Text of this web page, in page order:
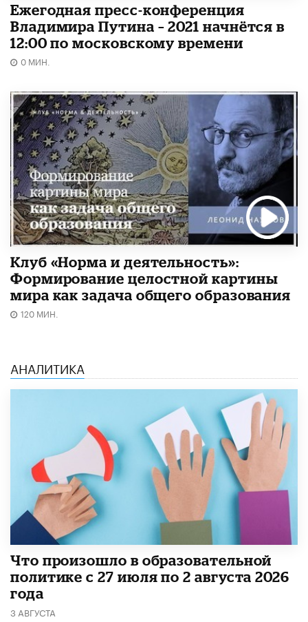
Ежегодная пресс-конференция
Владимира Путина – 2021 начнётся в
12:00 по московскому времени
0 МИН.
Клуб «Норма и деятельность»:
Формирование целостной картины
мира как задача общего образования
120 МИН.
АНАЛИТИКА
​Что произошло в образовательной
политике с 27 июля по 2 августа 2026
года
3 АВГУСТА